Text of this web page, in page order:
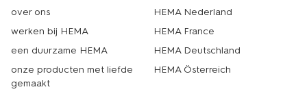
over ons
werken bij HEMA
een duurzame HEMA
onze producten met liefde
gemaakt
HEMA Nederland
HEMA France
HEMA Deutschland
HEMA Österreich